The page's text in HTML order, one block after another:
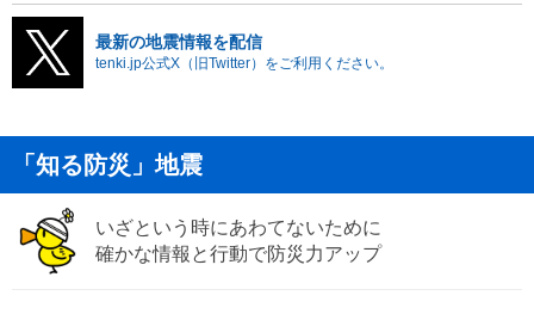
最新の地震情報を配信
tenki.jp公式X（旧Twitter）をご利用ください。
「知る防災」地震
いざという時にあわてないために
確かな情報と行動で防災力アップ